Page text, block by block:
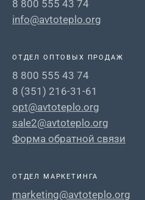
8 800 555 43 74
info@avtoteplo.org
ОТДЕЛ ОПТОВЫХ ПРОДАЖ
8 800 555 43 74
8 (351) 216-31-61
opt@avtoteplo.org
sale2@avtoteplo.org
Форма обратной связи
ОТДЕЛ МАРКЕТИНГА
marketing@avtoteplo.org